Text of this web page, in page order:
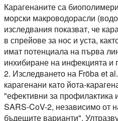
Карагенаните са
морски макроводорасли
изследвания показват, че
в спрейове за нос и уста,
имат потенциала на първа
инхибиране на инфекцията и
2. Изследването на Fröba et
карагенани като йота-
"ефективни за профилактика
SARS-CoV-2, независимо от
бъдещите варианти".